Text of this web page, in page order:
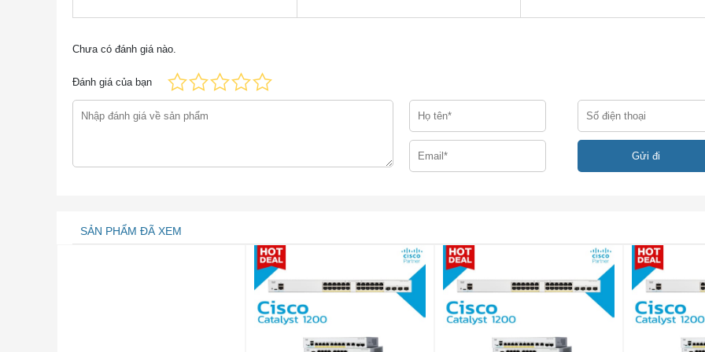
Cisco CFP-40G-FR
Mô-đun CFP của Cisco 40GBASE-FR hỗ trợ độ dài liên kết lên tới 2km so với cặp sợi đơn chế độ tiêu chuẩn với
SC song công. Nó thực hiện một làn quang nối tiếp ở 40 Gigabit. Mô-đun CFP này hỗ trợ cả hai tiêu chuẩn IEEE
40GBASE-FR và OTU3 VSR2000-3R2.
Mô-đun chuyển đổi FourX của Cisco (Hình 3) cung cấp tính linh hoạt để chuyển đổi cổng CFP 40 Gigabit Ethernet
chuyển mạch hoặc bộ định tuyến của Cisco thành bốn cổng Ethernet 10 Gigabit độc lập hỗ trợ các mô-đun nhỏ 10
Kết nối và cáp CFP-40G-SR4
Đầu nối: Đầu nối MPO / MTP 12 sợi (-SR4), đầu nối SC / PC kép (-LR4 và -FR).
Chỉ hỗ trợ kết nối với dây vá với đầu nối PC hoặc UPC. Dây nối với đầu nối APC không được hỗ trợ. Tất
dây cáp và cụm cáp được sử dụng phải tuân thủ các tiêu chuẩn quy định trong phần tiêu chuẩn.
Chưa có đánh giá nào.
Đánh giá của bạn
SẢN PHẨM ĐÃ XEM